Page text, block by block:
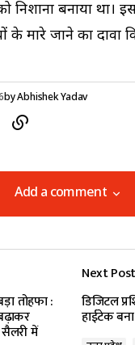
निशाना बनाया था।
मारे जाने का दावा
byAbhishek Yadav
Add a comment
Add a comment
are marked*
तोहफा :
में
Next Post
डिजिटल
हाईटेक